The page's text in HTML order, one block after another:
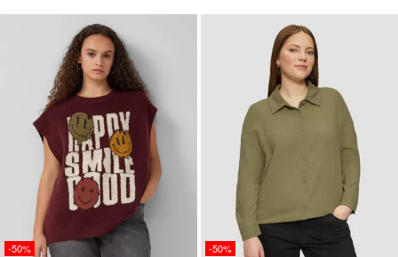
-50% -50%